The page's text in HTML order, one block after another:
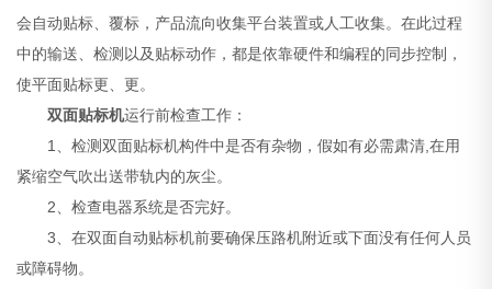
会自动贴标、覆标，产品流向收集平台装置或人工收集。在此过程
中的输送、检测以及贴标动作，都是依靠硬件和编程的同步控制，
使平面贴标更、更。
双面贴标机运行前检查工作：
1、检测双面贴标机构件中是否有杂物，假如有必需肃清,在用
紧缩空气吹出送带轨内的灰尘。
2、检查电器系统是否完好。
3、在双面自动贴标机前要确保压路机附近或下面没有任何人员
或障碍物。